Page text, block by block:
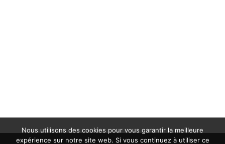
Nous utilisons des cookies pour vous garantir la meilleure
expérience sur notre site web. Si vous continuez à utiliser ce